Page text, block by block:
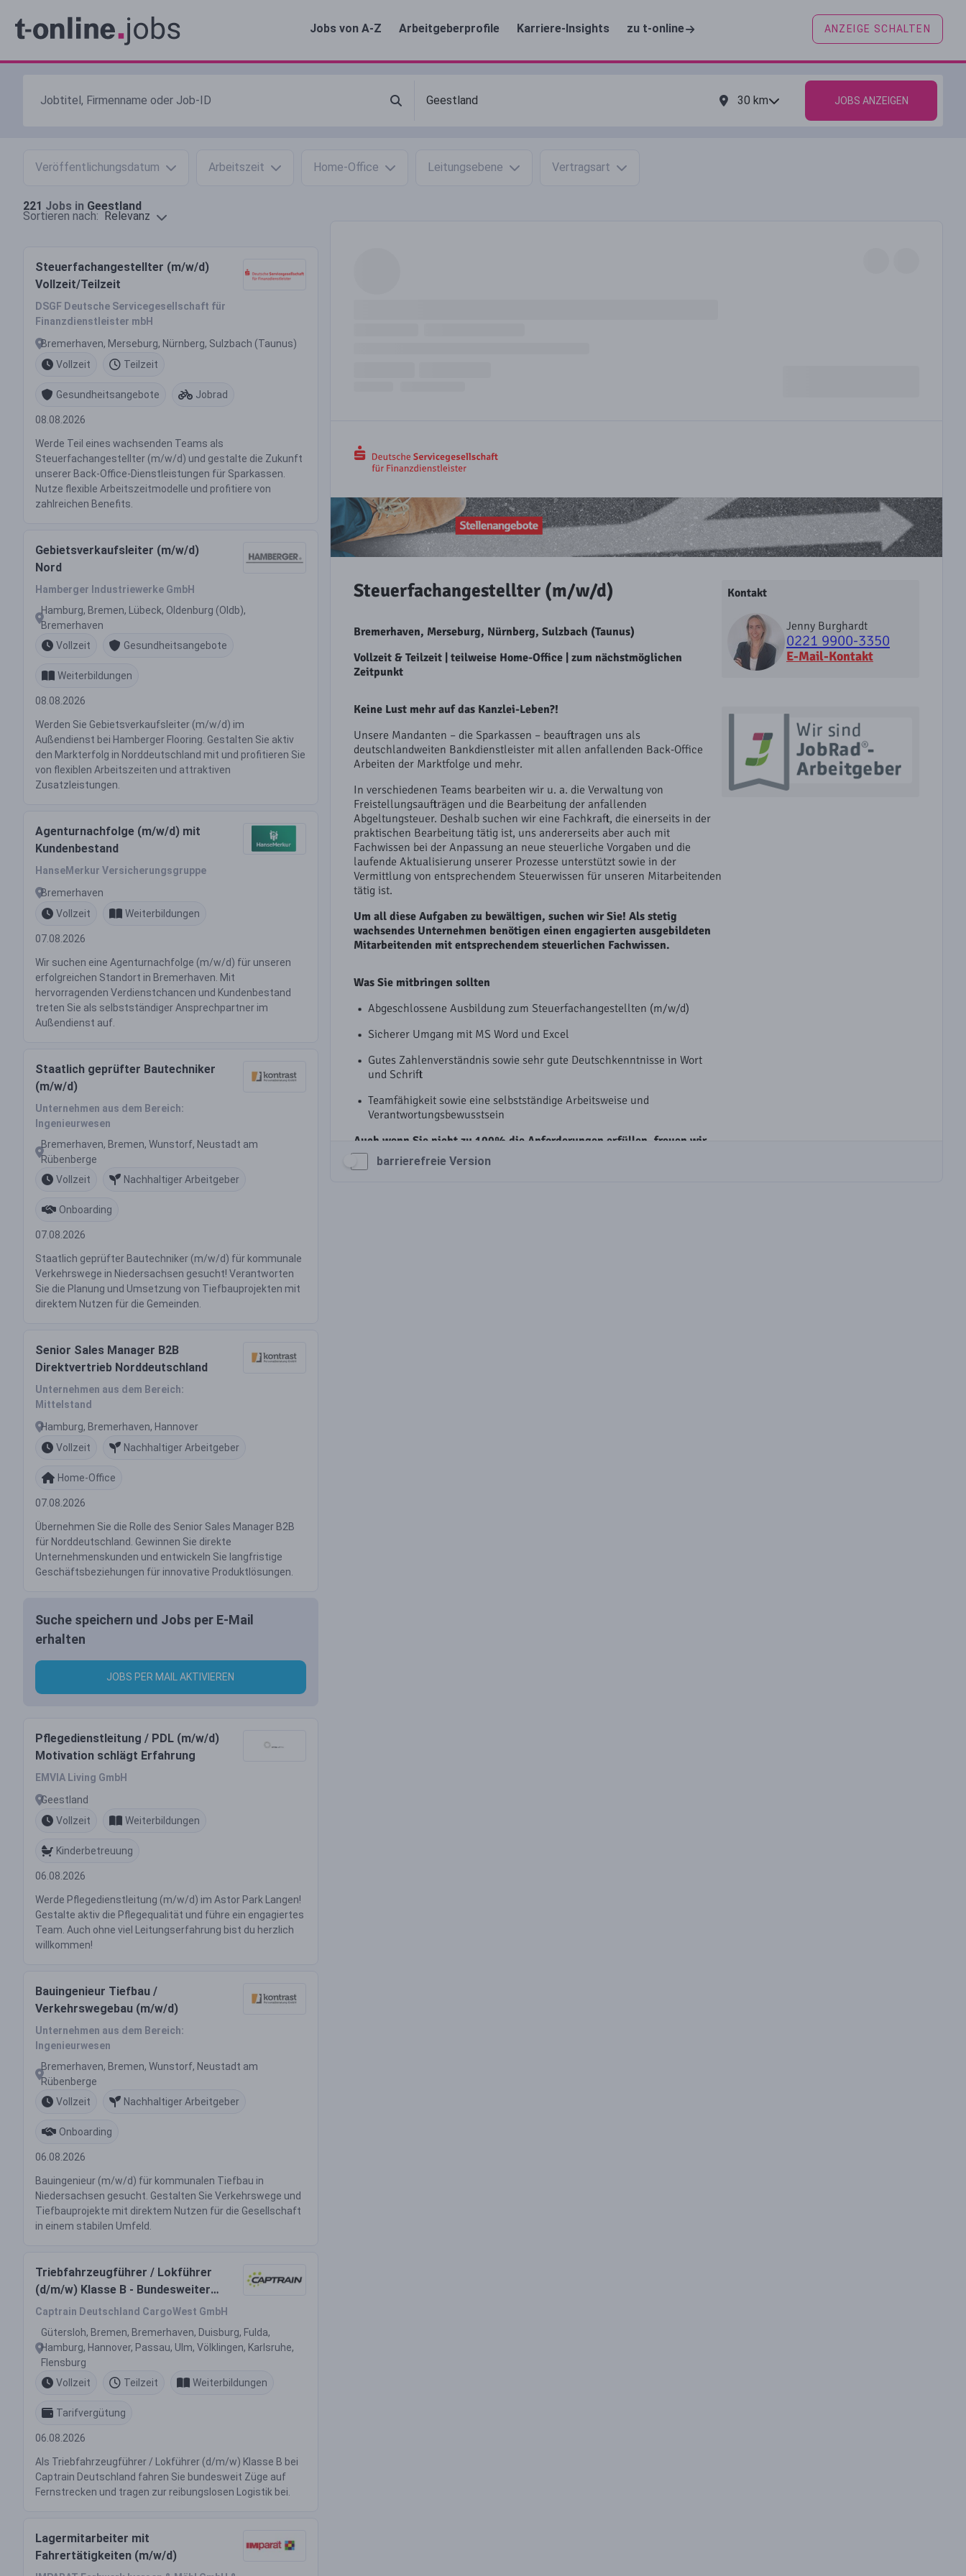
Jobs von A-Z Arbeitgeberprofile Karriere-Insights zu t-online ANZEIGE SCHALTEN
30 km JOBS ANZEIGEN
Veröffentlichungsdatum Arbeitszeit Home-Office Leitungsebene Vertragsart
221 Jobs in Geestland
Sortieren nach: Relevanz
Steuerfachangestellter (m/w/d)
Vollzeit/Teilzeit
DSGF Deutsche Servicegesellschaft für
Finanzdienstleister mbH
Bremerhaven, Merseburg, Nürnberg, Sulzbach (Taunus)
Vollzeit
Teilzeit
Gesundheitsangebote Jobrad
08.08.2026
Werde Teil eines wachsenden Teams als
Steuerfachangestellter (m/w/d) und gestalte die Zukunft
unserer Back-Office-Dienstleistungen für Sparkassen.
Nutze flexible Arbeitszeitmodelle und profitiere von
zahlreichen Benefits.
Gebietsverkaufsleiter (m/w/d)
Nord
Hamberger Industriewerke GmbH
Hamburg, Bremen, Lübeck, Oldenburg (Oldb),
Bremerhaven
Vollzeit
Gesundheitsangebote
Weiterbildungen
08.08.2026
Werden Sie Gebietsverkaufsleiter (m/w/d) im
Außendienst bei Hamberger Flooring. Gestalten Sie aktiv
den Markterfolg in Norddeutschland mit und profitieren Sie
von flexiblen Arbeitszeiten und attraktiven
Zusatzleistungen.
Agenturnachfolge (m/w/d) mit
Kundenbestand
HanseMerkur Versicherungsgruppe
Bremerhaven
Vollzeit
Weiterbildungen
07.08.2026
Wir suchen eine Agenturnachfolge (m/w/d) für unseren
erfolgreichen Standort in Bremerhaven. Mit
hervorragenden Verdienstchancen und Kundenbestand
treten Sie als selbstständiger Ansprechpartner im
Außendienst auf.
Staatlich geprüfter Bautechniker
(m/w/d)
Unternehmen aus dem Bereich:
Ingenieurwesen
Bremerhaven, Bremen, Wunstorf, Neustadt am
Rübenberge
Vollzeit
Nachhaltiger Arbeitgeber
Onboarding
07.08.2026
Staatlich geprüfter Bautechniker (m/w/d) für kommunale
Verkehrswege in Niedersachsen gesucht! Verantworten
Sie die Planung und Umsetzung von Tiefbauprojekten mit
direktem Nutzen für die Gemeinden.
Senior Sales Manager B2B
Direktvertrieb Norddeutschland
Unternehmen aus dem Bereich:
Mittelstand
Hamburg, Bremerhaven, Hannover
Vollzeit
Nachhaltiger Arbeitgeber
Home-Office
07.08.2026
Übernehmen Sie die Rolle des Senior Sales Manager B2B
für Norddeutschland. Gewinnen Sie direkte
Unternehmenskunden und entwickeln Sie langfristige
Geschäftsbeziehungen für innovative Produktlösungen.
Suche speichern und Jobs per E-Mail
erhalten
JOBS PER MAIL AKTIVIEREN
Pflegedienstleitung / PDL (m/w/d)
Motivation schlägt Erfahrung
EMVIA Living GmbH
Geestland
Vollzeit
Weiterbildungen
Kinderbetreuung
06.08.2026
Werde Pflegedienstleitung (m/w/d) im Astor Park Langen!
Gestalte aktiv die Pflegequalität und führe ein engagiertes
Team. Auch ohne viel Leitungserfahrung bist du herzlich
willkommen!
Bauingenieur Tiefbau /
Verkehrswegebau (m/w/d)
Unternehmen aus dem Bereich:
Ingenieurwesen
Bremerhaven, Bremen, Wunstorf, Neustadt am
Rübenberge
Vollzeit
Nachhaltiger Arbeitgeber
Onboarding
06.08.2026
Bauingenieur (m/w/d) für kommunalen Tiefbau in
Niedersachsen gesucht. Gestalten Sie Verkehrswege und
Tiefbauprojekte mit direktem Nutzen für die Gesellschaft
in einem stabilen Umfeld.
Triebfahrzeugführer / Lokführer
(d/m/w) Klasse B - Bundesweiter
Einsatz - Vollzeit / Teilzeit
Captrain Deutschland CargoWest GmbH
Gütersloh, Bremen, Bremerhaven, Duisburg, Fulda,
Hamburg, Hannover, Passau, Ulm, Völklingen, Karlsruhe,
Flensburg
Vollzeit
Teilzeit Weiterbildungen
Tarifvergütung
06.08.2026
Als Triebfahrzeugführer / Lokführer (d/m/w) Klasse B bei
Captrain Deutschland fahren Sie bundesweit Züge auf
Fernstrecken und tragen zur reibungslosen Logistik bei.
Lagermitarbeiter mit
Fahrertätigkeiten (m/w/d)
barrierefreie Version